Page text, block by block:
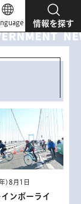
情報を探す
)8月1日
ンボーライ